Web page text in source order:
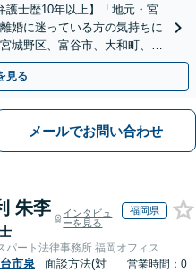
護士歴10年以上】「地元・宮
婚に迷っている方の気持ちに
城野区、富谷市、大和町、大
隣駐車場あり】
見る
メールでお問い合わせ
朱李
インタビュ
ーを見る
福岡県
パート法律事務所 福岡オフィス
市泉
面談方法(対
営業時間：0